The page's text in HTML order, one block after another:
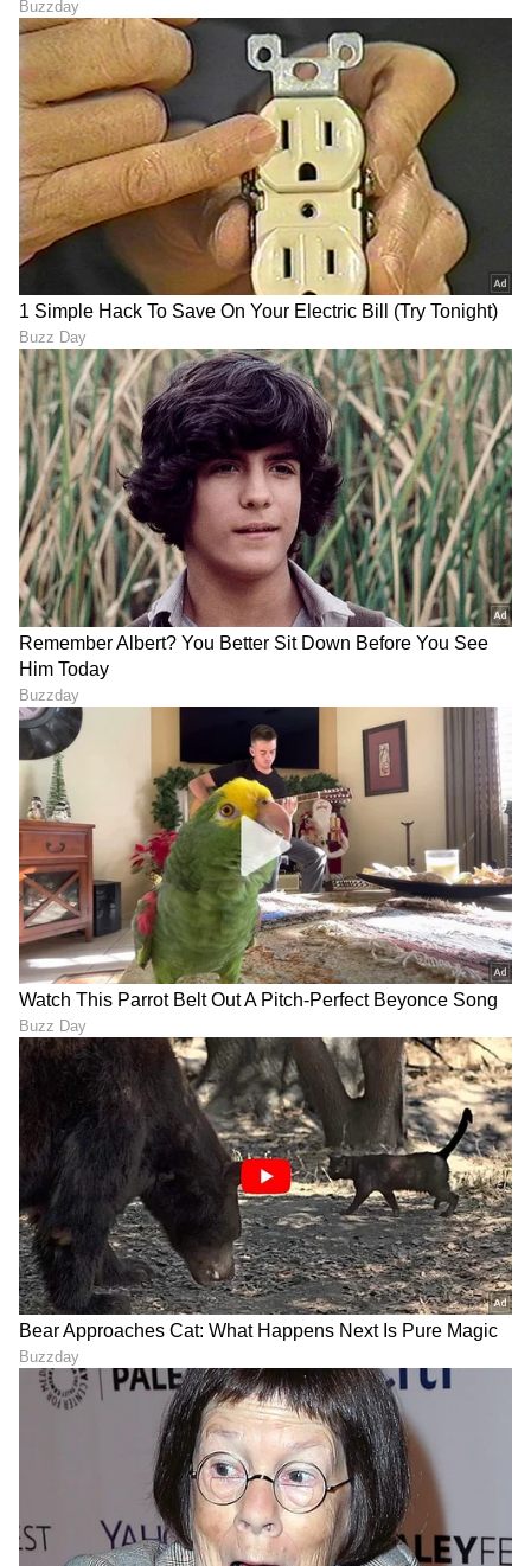
Shetty speech | Suvarna News
ಶೇ.50 ರಿಂದ ಶೇ.18 ಕ್ಕೆ TAX ಇಳಿಕೆ: ಮೋದಿ-
ಟ್ರಂಪ್ ಐತಿಹಾಸಿಕ ಒಪ್ಪಂದ | India US
Trade Deal | Party Rounds